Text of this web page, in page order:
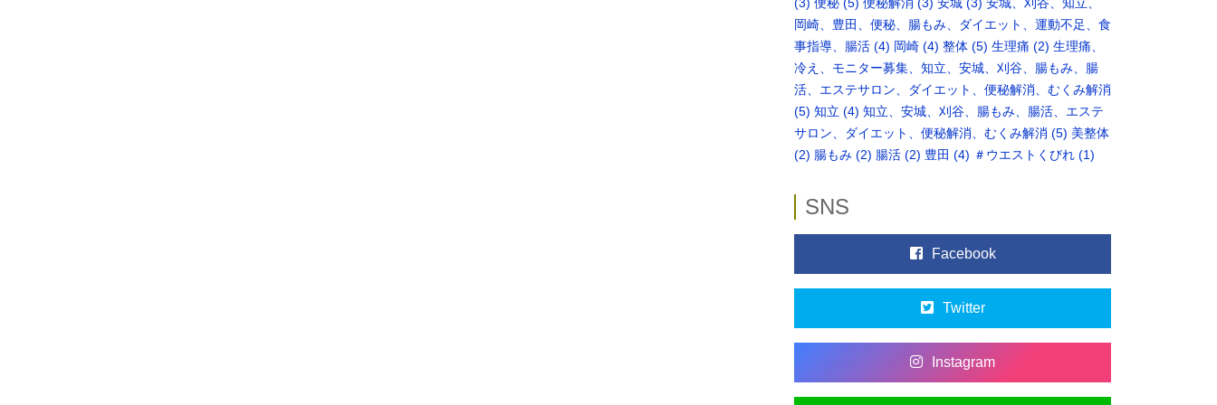
(3) 便秘 (5) 便秘解消 (3) 安城 (3) 安城、刈谷、知立、
岡崎、豊田、便秘、腸もみ、ダイエット、運動不足、食
事指導、腸活 (4) 岡崎 (4) 整体 (5) 生理痛 (2) 生理痛、
冷え、モニター募集、知立、安城、刈谷、腸もみ、腸
活、エステサロン、ダイエット、便秘解消、むくみ解消
(5) 知立 (4) 知立、安城、刈谷、腸もみ、腸活、エステ
サロン、ダイエット、便秘解消、むくみ解消 (5) 美整体
(2) 腸もみ (2) 腸活 (2) 豊田 (4) ＃ウエストくびれ (1)
SNS
Facebook
Twitter
Instagram